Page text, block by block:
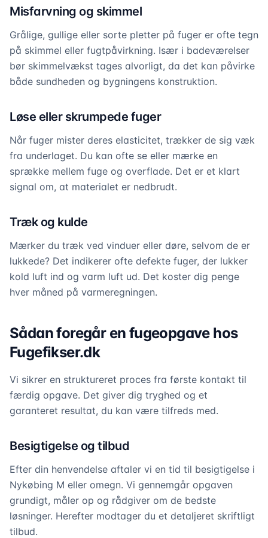
Misfarvning og skimmel
Grålige, gullige eller sorte pletter på fuger er ofte tegn
på skimmel eller fugtpåvirkning. Især i badeværelser
bør skimmelvækst tages alvorligt, da det kan påvirke
både sundheden og bygningens konstruktion.
Løse eller skrumpede fuger
Når fuger mister deres elasticitet, trækker de sig væk
fra underlaget. Du kan ofte se eller mærke en
sprække mellem fuge og overflade. Det er et klart
signal om, at materialet er nedbrudt.
Træk og kulde
Mærker du træk ved vinduer eller døre, selvom de er
lukkede? Det indikerer ofte defekte fuger, der lukker
kold luft ind og varm luft ud. Det koster dig penge
hver måned på varmeregningen.
Sådan foregår en fugeopgave hos
Fugefikser.dk
Vi sikrer en struktureret proces fra første kontakt til
færdig opgave. Det giver dig tryghed og et
garanteret resultat, du kan være tilfreds med.
Besigtigelse og tilbud
Efter din henvendelse aftaler vi en tid til besigtigelse i
Nykøbing M eller omegn. Vi gennemgår opgaven
grundigt, måler op og rådgiver om de bedste
løsninger. Herefter modtager du et detaljeret skriftligt
tilbud.